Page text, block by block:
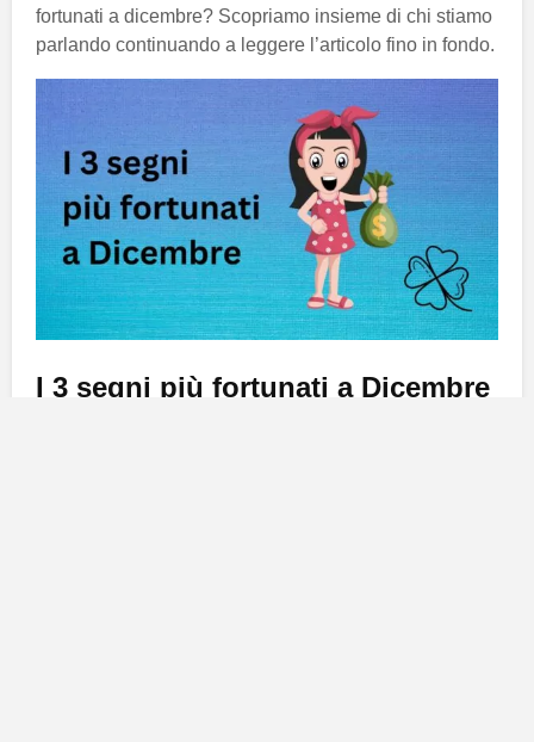
fortunati a dicembre? Scopriamo insieme di chi stiamo
parlando continuando a leggere l’articolo fino in fondo.
I 3 segni più fortunati a Dicembre